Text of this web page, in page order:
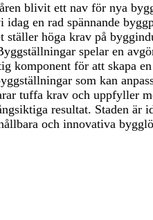
blivit ett nav för nya
en rad spännande
höga krav på
spelar en
för att skapa
som kan
tuffa krav och uppfyller
resultat. Staden är
och innovativa